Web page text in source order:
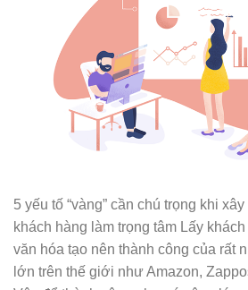
5 yếu tố “vàng” cần chú trọng khi
khách hàng làm trọng tâm Lấy
văn hóa tạo nên thành công của rất
lớn trên thế giới như Amazon,